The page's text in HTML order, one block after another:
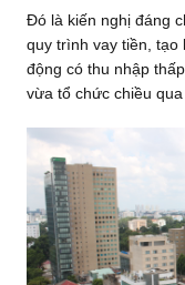
Đó là kiến nghị đáng
quy trình vay tiền, tạo
động có thu nhập
vừa tổ chức chiều qua